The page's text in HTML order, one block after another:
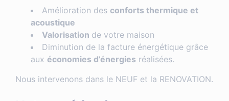
Amélioration des conforts thermique et
acoustique
Valorisation de votre maison
Diminution de la facture énergétique grâce
aux économies d’énergies réalisées.
Nous intervenons dans le NEUF et la RENOVATION.